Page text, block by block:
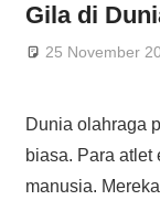
Gila di
25 November
Dunia olahraga
biasa. Para atlet
manusia.